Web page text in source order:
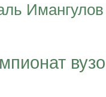
Имангулов